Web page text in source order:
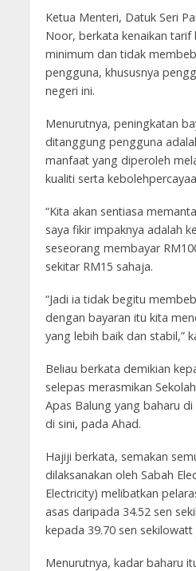
Ketua Menteri, Datuk Seri
Noor, berkata kenaikan tarif
minimum dan tidak
pengguna, khususnya
negeri ini.
Menurutnya, peningkatan
ditanggung pengguna
manfaat yang diperoleh
kualiti serta
“Kita akan sentiasa
saya fikir impaknya adalah
seseorang membayar
sekitar RM15 sahaja.
“Jadi ia tidak begitu
dengan bayaran itu kita
yang lebih baik dan stabil,”
Beliau berkata demikian
selepas merasmikan
Apas Balung yang baharu
di sini, pada Ahad.
Hajiji berkata, semakan
dilaksanakan oleh Sabah
Electricity) melibatkan
asas daripada 34.52 sen
kepada 39.70 sen sekilowatt
Menurutnya, kadar baharu